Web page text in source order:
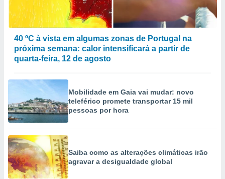
40 ºC à vista em algumas zonas de Portugal na
próxima semana: calor intensificará a partir de
quarta-feira, 12 de agosto
Mobilidade em Gaia vai mudar: novo
teleférico promete transportar 15 mil
pessoas por hora
Saiba como as alterações climáticas irão
agravar a desigualdade global